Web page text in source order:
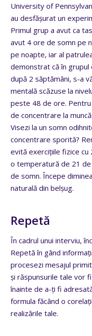
University of
au desfășurat un
Primul grup a avut ca
avut 4 ore de somn pe
pe noapte, iar al
demonstrat că în
după 2 săptămâni, s-a
mentală scăzuse la
peste 48 de ore.
de concentrare la
Visezi la un somn
concentrare sporită?
evită exercițiile fizice
o temperatură de 21
de somn. Începe
naturală din belșug.
Repetă
În cadrul unui interviu,
Repetă în gând
procesezi mesajul
și răspunsurile tale vor
înainte de a-ți fi
formula făcând o
realizările tale.